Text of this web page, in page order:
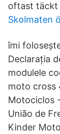
oftast täckt
Skolmaten
îmi
Declarația
modulele
moto cross
Motociclos
União de
Kinder